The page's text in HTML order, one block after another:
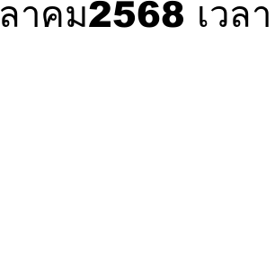
าคม2568 เวล